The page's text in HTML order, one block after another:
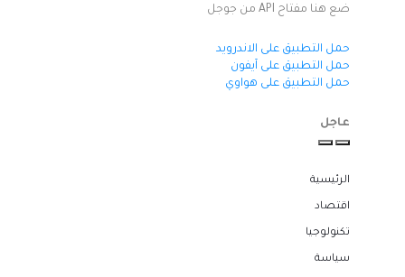
ضع هنا مفتاح API من جوجل
حمل التطبيق على الاندرويد
حمل التطبيق على آيفون
حمل التطبيق على هواوي
عاجل
الرئيسية
اقتصاد
تكنولوجيا
سياسة